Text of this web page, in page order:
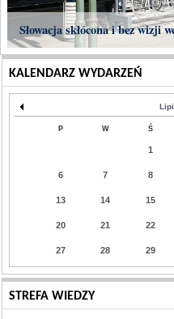
Słowacja skłócona i bez wizji
KALENDARZ WYDARZEŃ
P W Ś
1
6 7 8
13 14 15
20 21 22
27 28 29
STREFA WIEDZY